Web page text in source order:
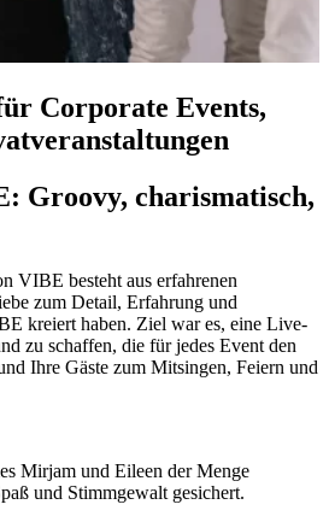
Corporate Events,
Groovy, charismatisch,
VIBE besteht aus erfahrenen
zum Detail, Erfahrung und
kreiert haben. Ziel war es, eine Live-
zu schaffen, die für jedes Event den
Ihre Gäste zum Mitsingen, Feiern und
Mirjam und Eileen der Menge
und Stimmgewalt gesichert.